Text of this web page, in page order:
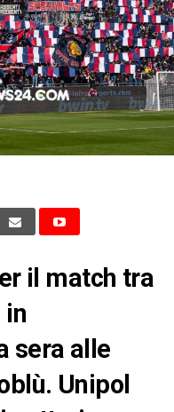
il match tra
in
sera alle
Unipol